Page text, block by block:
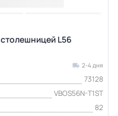
L56
2-4 дня
73128
VBOS56N-T1ST
82